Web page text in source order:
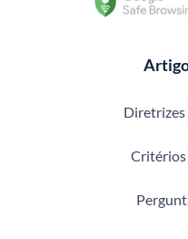
Diretrizes
Critérios